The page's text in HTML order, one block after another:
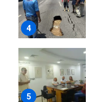
4
5